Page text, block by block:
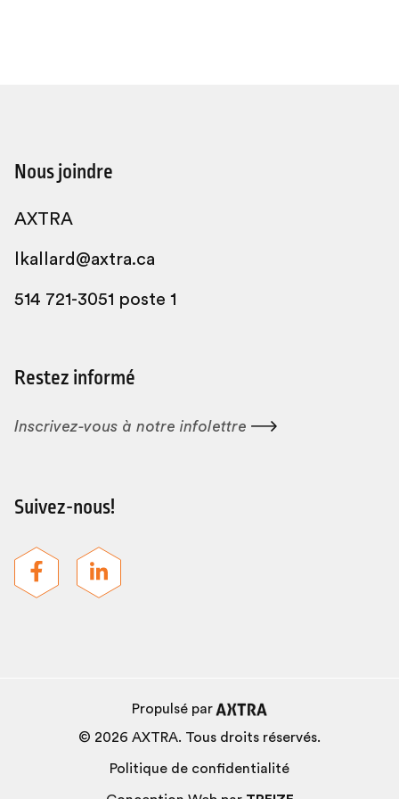
Nous joindre
AXTRA
lkallard@axtra.ca
514 721-3051 poste 1
Restez informé
Inscrivez-vous à notre infolettre
Suivez-nous!
Propulsé par
© 2026 AXTRA. Tous droits réservés.
Politique de confidentialité